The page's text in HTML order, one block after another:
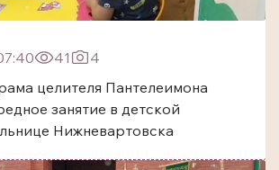
41
4
целителя Пантелеимона
занятие в детской
Нижневартовска